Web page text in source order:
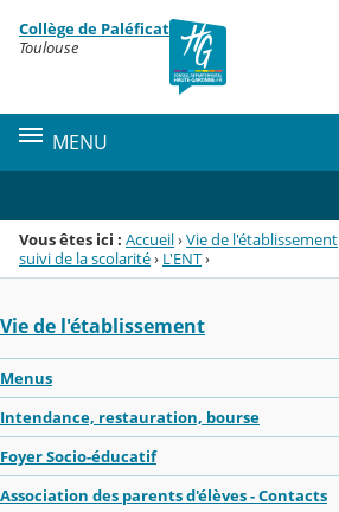
Menu de la rubrique
Contenu
Collège de Paléficat
Toulouse
MENU
Vous êtes ici : Accueil›Vie de l'établissement
suivi de la scolarité› L'ENT›
Vie de l'établissement
Menus
Intendance, restauration, bourse
Foyer Socio-éducatif
Association des parents d'élèves - Contacts